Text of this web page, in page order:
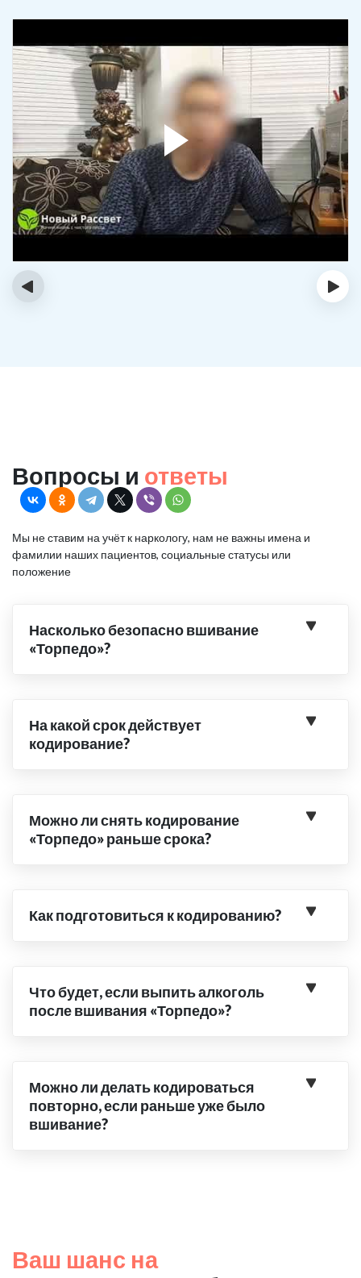
‹ ›
Вопросы и ответы
Мы не ставим на учёт к наркологу, нам не важны имена и
фамилии наших пациентов, социальные статусы или
положение
Насколько безопасно вшивание
«Торпедо»?
На какой срок действует
кодирование?
Можно ли снять кодирование
«Торпедо» раньше срока?
Как подготовиться к кодированию?
Что будет, если выпить алкоголь
после вшивания «Торпедо»?
Можно ли делать кодироваться
повторно, если раньше уже было
вшивание?
Ваш шанс на